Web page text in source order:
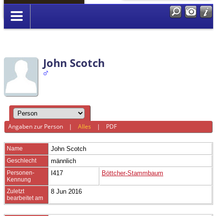
Anmelden
John Scotch
Angaben zur Person |Alles | PDF
Name John Scotch
Geschlecht männlich
Personen-
Kennung
I417 Böttcher-Stammbaum
Zuletzt
bearbeitet am
8 Jun 2016